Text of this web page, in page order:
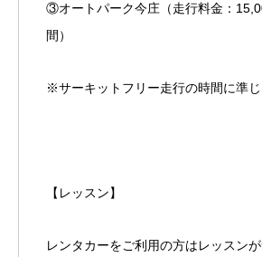
③オートパーク今庄（走行料金：
間）
※サーキットフリー走行の時間に準じ
【レッスン】
レンタカーをご利用の方はレッスンが